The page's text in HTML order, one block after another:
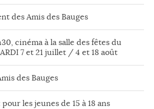
des Amis des Bauges
cinéma à la salle des fêtes du
7 et 21 juillet / 4 et 18 août
des Bauges
les jeunes de 15 à 18 ans